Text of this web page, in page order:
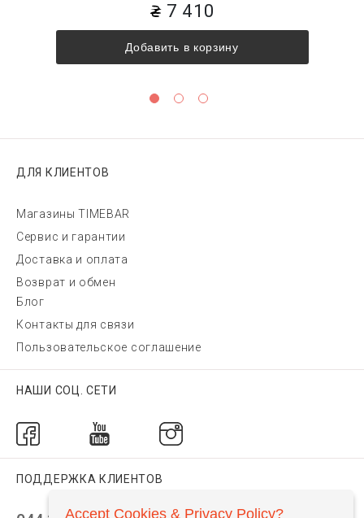
7 410
Добавить в корзину
ДЛЯ КЛИЕНТОВ
Магазины TIMEBAR
Сервис и гарантии
Доставка и оплата
Возврат и обмен
Блог
Контакты для связи
Пользовательское соглашение
НАШИ СОЦ. СЕТИ
ПОДДЕРЖКА КЛИЕНТОВ
Accept Cookies & Privacy Policy?